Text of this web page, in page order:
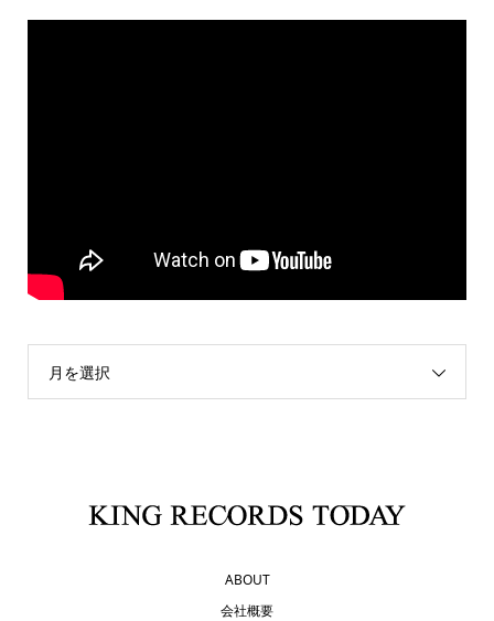
月を選択
ABOUT
会社概要